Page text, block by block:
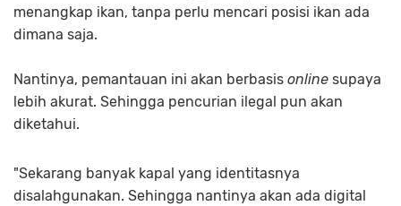
menangkap ikan, tanpa perlu mencari posisi ikan ada
dimana saja.
Nantinya, pemantauan ini akan berbasis online supaya
lebih akurat. Sehingga pencurian ilegal pun akan
diketahui.
"Sekarang banyak kapal yang identitasnya
disalahgunakan. Sehingga nantinya akan ada digital